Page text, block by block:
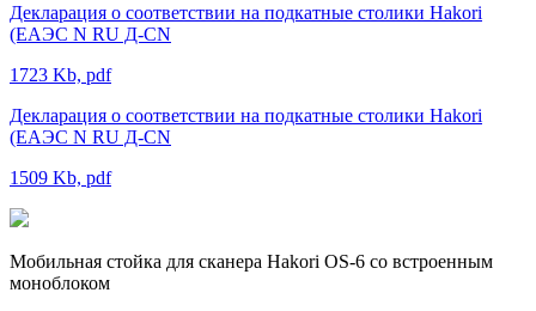
Декларация о соответствии на подкатные столики Hakori
(ЕАЭС N RU Д-CN
1723 Kb, pdf
Декларация о соответствии на подкатные столики Hakori
(ЕАЭС N RU Д-CN
1509 Kb, pdf
Мобильная стойка для сканера Hakori OS-6 со встроенным
моноблоком